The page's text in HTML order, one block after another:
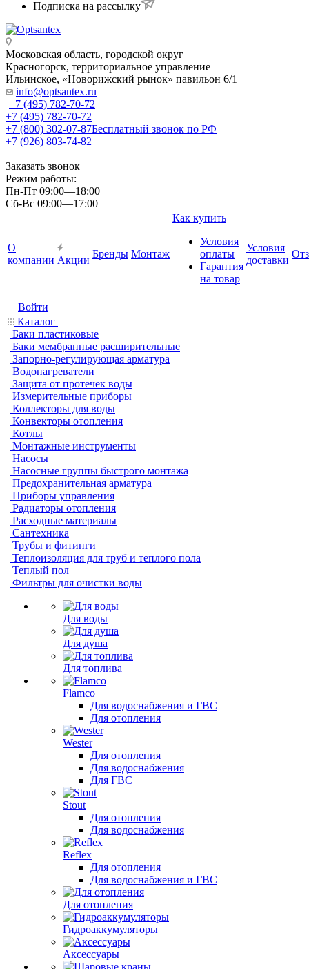
Подписка на рассылку
Московская область, городской округ
Красногорск, территориальное управление
Ильинское, «Новорижский рынок» павильон 6/1
info@optsantex.ru
+7 (495) 782-70-72
+7 (495) 782-70-72
+7 (800) 302-07-87Бесплатный звонок по РФ
+7 (926) 803-74-82
Заказать звонок
Режим работы:
Пн-Пт 09:00—18:00
Сб-Вс 09:00—17:00
О
компании Акции
Бренды Монтаж
Как купить
Условия
оплаты
Гарантия
на товар
Условия
доставки
Войти
Каталог
Баки пластиковые
Баки мембранные расширительные
Запорно-регулирующая арматура
Водонагреватели
Защита от протечек воды
Измерительные приборы
Коллекторы для воды
Конвекторы отопления
Котлы
Монтажные инструменты
Насосы
Насосные группы быстрого монтажа
Предохранительная арматура
Приборы управления
Радиаторы отопления
Расходные материалы
Сантехника
Трубы и фитинги
Теплоизоляция для труб и теплого пола
Теплый пол
Фильтры для очистки воды
Для воды
Для душа
Для топлива
Flamco
Для водоснабжения и ГВС
Для отопления
Wester
Для отопления
Для водоснабжения
Для ГВС
Stout
Для отопления
Для водоснабжения
Reflex
Для отопления
Для водоснабжения и ГВС
Для отопления
Гидроаккумуляторы
Аксессуары